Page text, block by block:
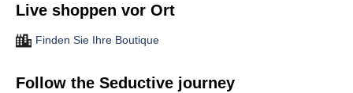
Live shoppen vor Ort
Finden Sie Ihre Boutique
Follow the Seductive journey